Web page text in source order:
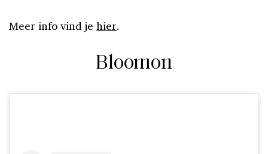
Meer info vind jehier.
Bloomon